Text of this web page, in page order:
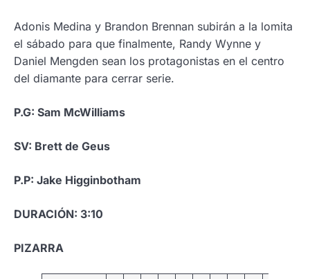
Adonis Medina y Brandon Brennan subirán a la lomita
el sábado para que finalmente, Randy Wynne y
Daniel Mengden sean los protagonistas en el centro
del diamante para cerrar serie.
P.G: Sam McWilliams
SV: Brett de Geus
P.P: Jake Higginbotham
DURACIÓN: 3:10
PIZARRA